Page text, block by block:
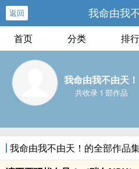
返回 我命由我
首页 分类 排行
我命由我不由天！
共收录 1 部作品
我命由我不由天！的全部作品